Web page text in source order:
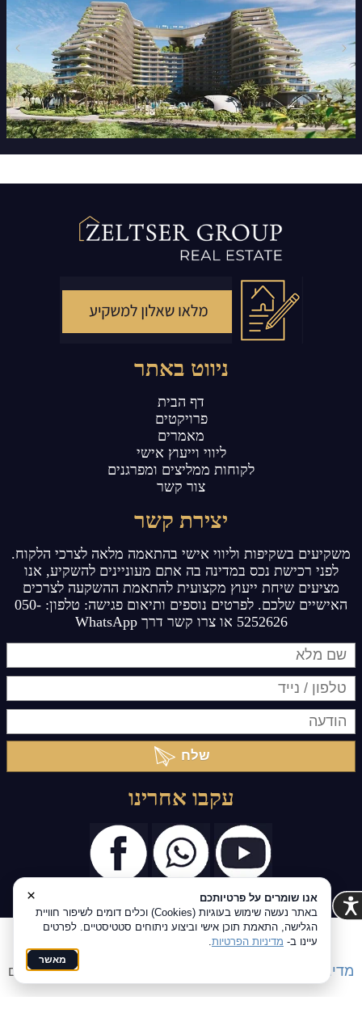
ניווט באתר
דף הבית
פרויקטים
מאמרים
ליווי וייעוץ אישי
לקוחות ממליצים ומפרגנים
צור קשר
יצירת קשר
משקיעים בשקיפות וליווי אישי בהתאמה מלאה לצרכי הלקוח.
לפני רכישת נכס במדינה בה אתם מעוניינים להשקיע, אנו
מציעים שיחת ייעוץ מקצועית להתאמת ההשקעה לצרכים
האישיים שלכם. לפרטים נוספים ותיאום פגישה: טלפון: 050-
5252626 או צרו קשר דרך WhatsApp
שלח
עקבו אחרינו
כל הזכויות שמורות Ⓒ מיכאל זלצר
מדיניות פרטיות
×
אנו שומרים על פרטיותכם
באתר נעשה שימוש בעוגיות (Cookies) וכלים דומים לשיפור חוויית
הגלישה, התאמת תוכן אישי וביצוע ניתוחים סטטיסטיים. לפרטים
עיינו ב- מדיניות הפרטיות.
מאשר